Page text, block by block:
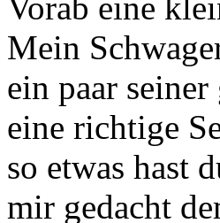
Mein
ein paar
eine richtige
so etwas hast
mir gedacht